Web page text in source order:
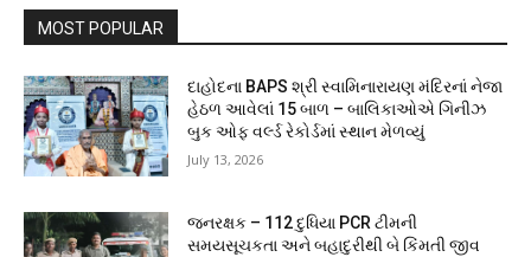
MOST POPULAR
દાહોદના BAPS શ્રી સ્વામિનારાયણ મંદિરનાં નેજા
હેઠળ આવેલાં 15 બાળ – બાલિકાઓએ ગિનીઝ
બુક ઓફ વર્લ્ડ રેકોર્ડમાં સ્થાન મેળવ્યું
July 13, 2026
જનરક્ષક – 112 દુધિયા PCR ટીમની
સમયસૂચકતા અને બહાદુરીથી બે કિંમતી જીવ